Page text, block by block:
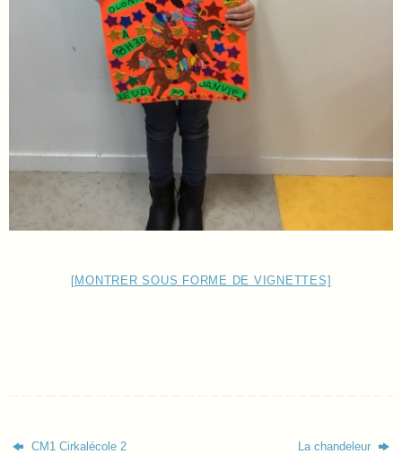
[MONTRER SOUS FORME DE VIGNETTES]
CM1 Cirkalécole 2 La chandeleur